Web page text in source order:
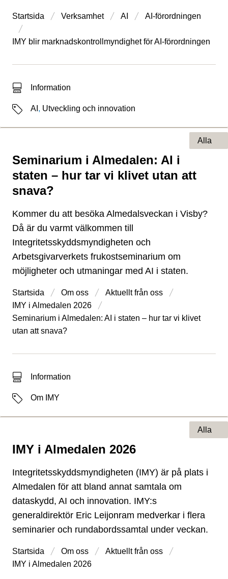
Startsida Verksamhet AI AI-förordningen
IMY blir marknadskontrollmyndighet för AI-förordningen
Typ av sökträff
Information
Etiketter
AI , Utveckling och innovation
Seminarium i Almedalen: AI i
staten – hur tar vi klivet utan att
snava?
Typ av sida
Alla
Kommer du att besöka Almedalsveckan i Visby?
Då är du varmt välkommen till
Integritetsskyddsmyndigheten och
Arbetsgivarverkets frukostseminarium om
möjligheter och utmaningar med AI i staten.
Startsida Om oss
Aktuellt från oss
IMY i Almedalen 2026
Seminarium i Almedalen: AI i staten – hur tar vi klivet
utan att snava?
Typ av sökträff
Information
EtiketterOm IMY
IMY i Almedalen 2026
Typ av sida
Alla
Integritetsskyddsmyndigheten (IMY) är på plats i
Almedalen för att bland annat samtala om
dataskydd, AI och innovation. IMY:s
generaldirektör Eric Leijonram medverkar i flera
seminarier och rundabordssamtal under veckan.
Startsida Om oss
Aktuellt från oss
IMY i Almedalen 2026